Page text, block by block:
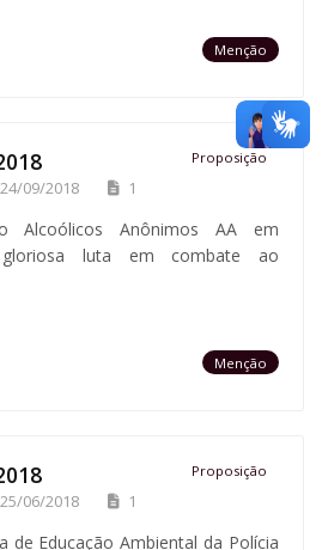
Menção
Proposição
24/09/2018 1
Alcoólicos Anônimos AA em
gloriosa luta em combate ao
Menção
Proposição
25/06/2018 1
de Educação Ambiental da Polícia